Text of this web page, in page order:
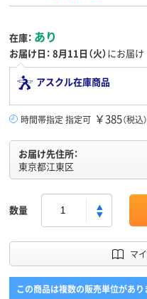
在庫： あり
お届け日： 8月11日（火）にお届け
アスクル在庫商品
時間帯指定 指定可 ￥385（税込）
お届け先住所：
東京都江東区
数量
マ
この商品は複数の販売単位があり